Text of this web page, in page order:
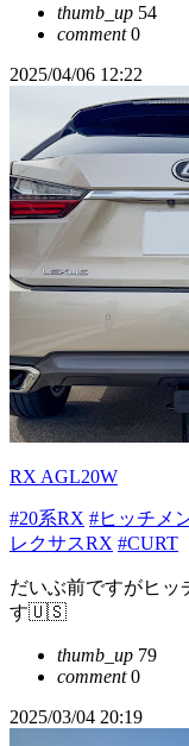
thumb_up 54
comment0
2025/04/06 12:22
RX AGL20W
#20系RX #ヒッチメ
レクサスRX #CURT
だいぶ前ですがヒッ
す🇺🇸
thumb_up 79
comment0
2025/03/04 20:19